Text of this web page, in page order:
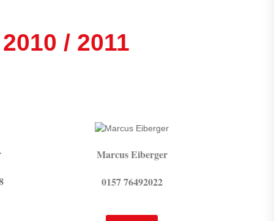
/ 2011
Marcus Eiberger
0157 76492022